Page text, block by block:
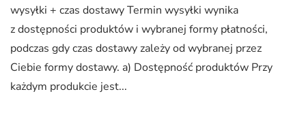
wysyłki + czas dostawy Termin wysyłki wynika
z dostępności produktów i wybranej formy płatności,
podczas gdy czas dostawy zależy od wybranej przez
Ciebie formy dostawy. a) Dostępność produktów Przy
każdym produkcie jest...